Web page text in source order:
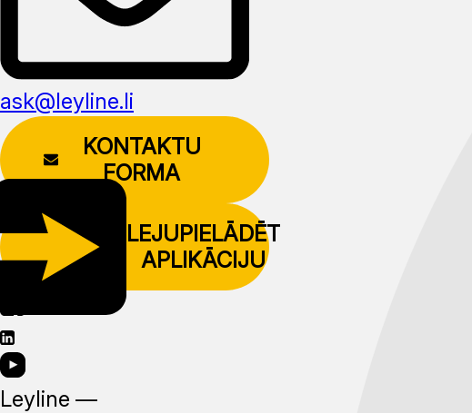
ask@leyline.li
KONTAKTU
FORMA
LEJUPIELĀDĒT
APLIKĀCIJU
Leyline —